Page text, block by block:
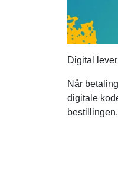
Digital
Når
digitale
bestillingen.